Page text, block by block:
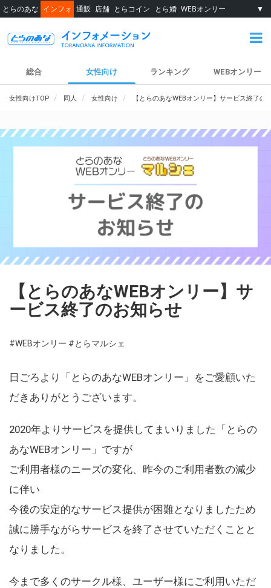
とらのあな インフォ 通販 店舗 とらコイン とら婚 WEBオンリー ▼
総合 女性向け ランキング WEBオンリー
女性向けTOP 同人 女性向け 【とらのあなWEBオンリー】サービス終了の
【とらのあなWEBオンリー】サ
ービス終了のお知らせ
#WEBオンリー #とらマルシェ
日ごろより「とらのあなWEBオンリー」をご愛顧いた
だきありがとうございます。
2020年よりサービスを提供してまいりました「とらの
あなWEBオンリー」ですが
ご利用者様のニーズの変化、昨今のご利用者数の減少
に伴い
今後の安定的なサービス提供が困難となりましたため
誠に勝手ながらサービスを終了させていただくことと
なりました。
今まで多くのサークル様、ユーザー様にご利用いただ